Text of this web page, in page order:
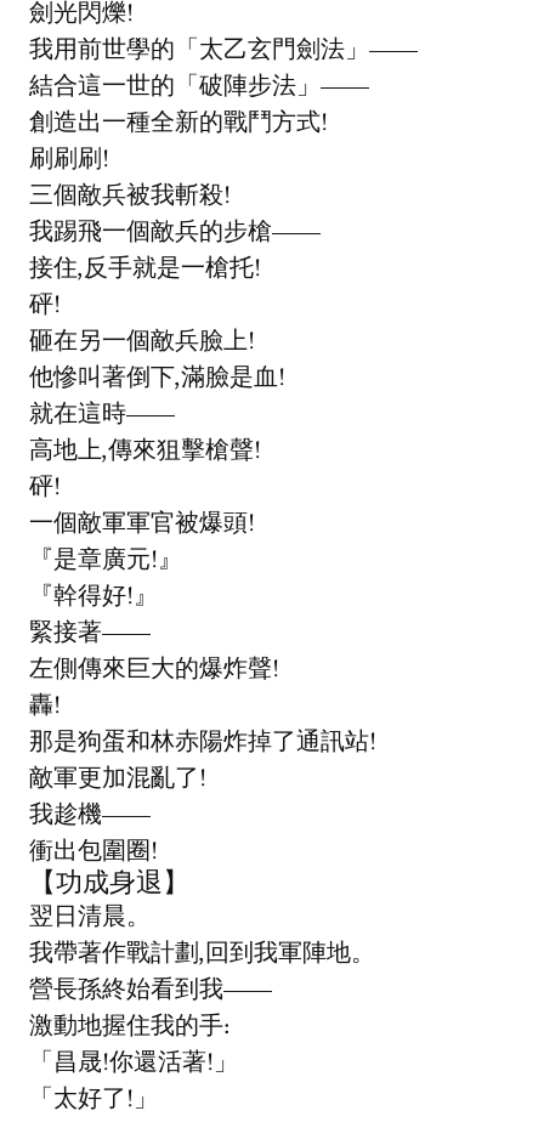
劍光閃爍!
我用前世學的「太乙玄門劍法」——
結合這一世的「破陣步法」——
創造出一種全新的戰鬥方式!
刷刷刷!
三個敵兵被我斬殺!
我踢飛一個敵兵的步槍——
接住,反手就是一槍托!
砰!
砸在另一個敵兵臉上!
他慘叫著倒下,滿臉是血!
就在這時——
高地上,傳來狙擊槍聲!
砰!
一個敵軍軍官被爆頭!
『是章廣元!』
『幹得好!』
緊接著——
左側傳來巨大的爆炸聲!
轟!
那是狗蛋和林赤陽炸掉了通訊站!
敵軍更加混亂了!
我趁機——
衝出包圍圈!
【功成身退】
翌日清晨。
我帶著作戰計劃,回到我軍陣地。
營長孫終始看到我——
激動地握住我的手:
「昌晟!你還活著!」
「太好了!」